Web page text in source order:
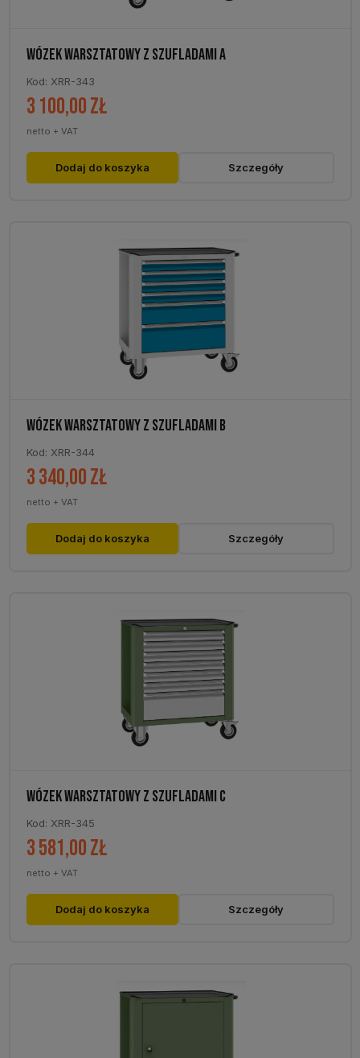
WÓZEK WARSZTATOWY Z SZUFLADAMI A
Kod: XRR-343
3 100,00zł
netto + VAT
Dodaj do koszyka Szczegóły
WÓZEK WARSZTATOWY Z SZUFLADAMI B
Kod: XRR-344
3 340,00zł
netto + VAT
Dodaj do koszyka Szczegóły
WÓZEK WARSZTATOWY Z SZUFLADAMI C
Kod: XRR-345
3 581,00zł
netto + VAT
Dodaj do koszyka Szczegóły